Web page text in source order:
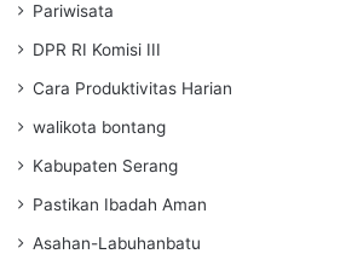
Pariwisata
DPR RI Komisi III
Cara Produktivitas Harian
walikota bontang
Kabupaten Serang
Pastikan Ibadah Aman
Asahan-Labuhanbatu